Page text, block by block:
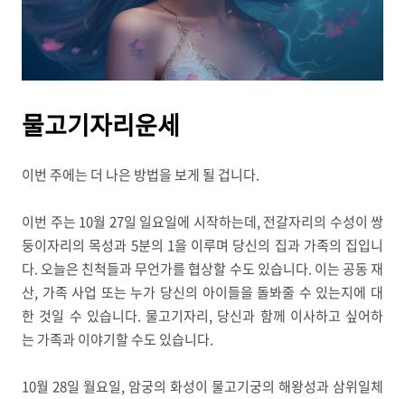
물고기자리운세
이번 주에는 더 나은 방법을 보게 될 겁니다.
이번 주는 10월 27일 일요일에 시작하는데, 전갈자리의 수성이 쌍
둥이자리의 목성과 5분의 1을 이루며 당신의 집과 가족의 집입니
다. 오늘은 친척들과 무언가를 협상할 수도 있습니다. 이는 공동 재
산, 가족 사업 또는 누가 당신의 아이들을 돌봐줄 수 있는지에 대
한 것일 수 있습니다. 물고기자리, 당신과 함께 이사하고 싶어하
는 가족과 이야기할 수도 있습니다.
10월 28일 월요일, 암궁의 화성이 물고기궁의 해왕성과 삼위일체